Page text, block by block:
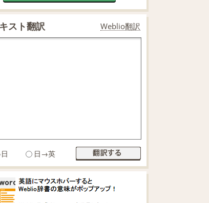
スト翻訳 Weblio翻訳
日→英